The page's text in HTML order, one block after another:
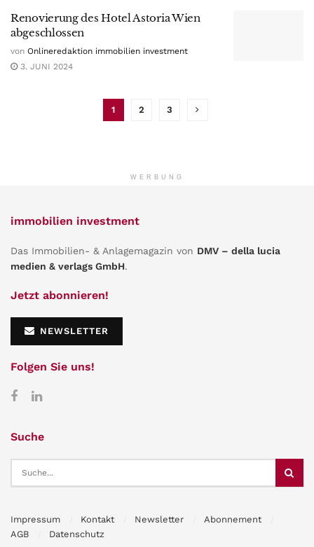
Renovierung des Hotel Astoria Wien
abgeschlossen
von Onlineredaktion immobilien investment
3. JUNI 2024
1 2 3
WERBUNG
immobilien investment
Das Immobilien- & Anlagemagazin von DMV – della lucia
medien & verlags GmbH.
Jetzt abonnieren!
NEWSLETTER
Folgen Sie uns!
Suche
Impressum Kontakt Newsletter
Abonnement
AGB
Datenschutz